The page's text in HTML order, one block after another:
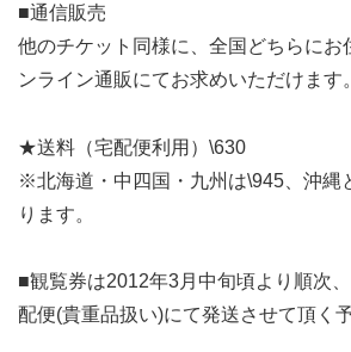
■通信販売
他のチケット同様に、全国どちらにお
ンライン通販にてお求めいただけます。
★送料（宅配便利用）\630
※北海道・中四国・九州は\945、沖縄
ります。
■観覧券は2012年3月中旬頃より順次
配便(貴重品扱い)にて発送させて頂く